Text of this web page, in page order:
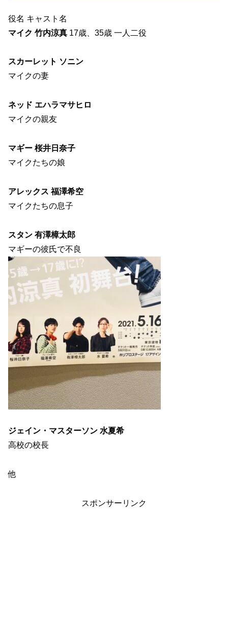
役名 キャスト名
マイク 竹内涼真 17歳、35歳 一人二役
スカーレット ソニン
マイクの妻
ネッド エハラマサヒロ
マイクの親友
マギー 桜井日奈子
マイクたちの娘
アレックス 福澤希空
マイクたちの息子
スタン 有澤樟太郎
マギーの彼氏で不良
ジェイン・マスターソン 水夏希
高校の校長
他
スポンサーリンク